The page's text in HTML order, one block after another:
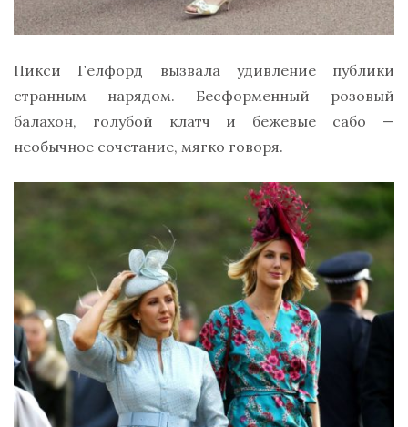
Пикси Гелфорд вызвала удивление публики
странным нарядом. Бесформенный розовый
балахон, голубой клатч и бежевые сабо —
необычное сочетание, мягко говоря.